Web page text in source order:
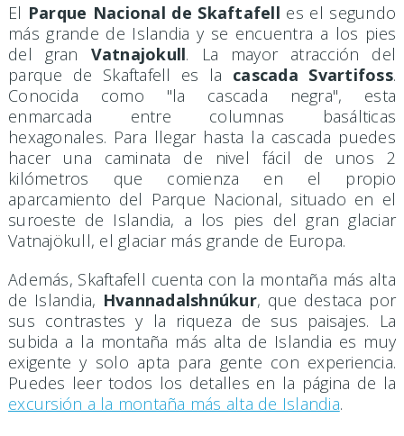
El Parque Nacional de Skaftafell es el segundo
más grande de Islandia y se encuentra a los pies
del gran Vatnajokull. La mayor atracción del
parque de Skaftafell es la cascada Svartifoss.
Conocida como "la cascada negra", esta
enmarcada entre columnas basálticas
hexagonales. Para llegar hasta la cascada puedes
hacer una caminata de nivel fácil de unos 2
kilómetros que comienza en el propio
aparcamiento del Parque Nacional, situado en el
suroeste de Islandia, a los pies del gran glaciar
Vatnajökull, el glaciar más grande de Europa.
Además, Skaftafell cuenta con la montaña más alta
de Islandia, Hvannadalshnúkur, que destaca por
sus contrastes y la riqueza de sus paisajes. La
subida a la montaña más alta de Islandia es muy
exigente y solo apta para gente con experiencia.
Puedes leer todos los detalles en la página de la
excursión a la montaña más alta de Islandia.